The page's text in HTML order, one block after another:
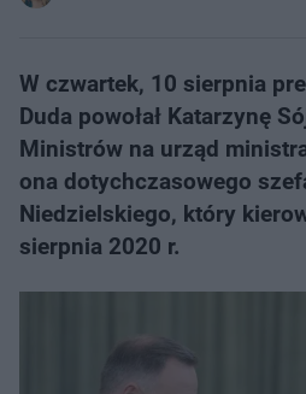
W czwartek, 10 sierpnia
Duda powołał Katarzynę
Ministrów na urząd
ona dotychczasowego
Niedzielskiego, który
sierpnia 2020 r.